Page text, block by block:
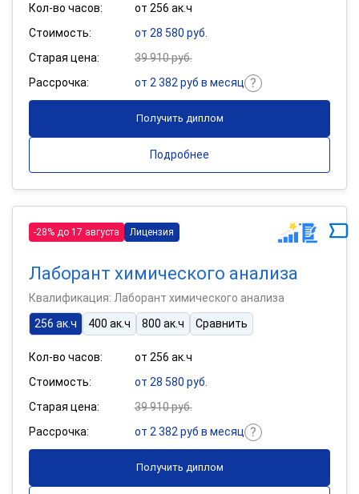
Кол-во часов:
от 256 ак.ч
Стоимость:
от 28 580 руб.
Старая цена:
39 910 руб.
Рассрочка:
от 2 382 руб в месяц
Получить диплом
Подробнее
-28% до 17 августа Лицензия
Лаборант химического анализа
Квалификация: Лаборант химического анализа
256 ак.ч
400 ак.ч 800 ак.ч Сравнить
Кол-во часов:
от 256 ак.ч
Стоимость:
от 28 580 руб.
Старая цена:
39 910 руб.
Рассрочка:
от 2 382 руб в месяц
Получить диплом